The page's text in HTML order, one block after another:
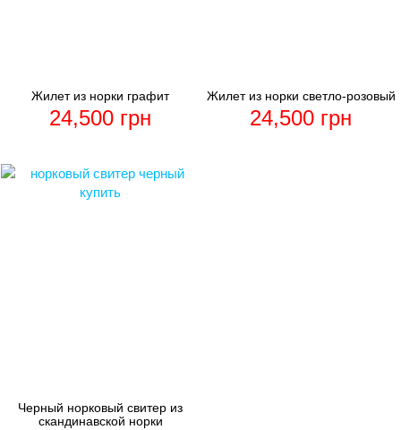
Жилет из норки графит
24,500 грн
Жилет из норки светло-розовый
24,500 грн
Черный норковый свитер из
скандинавской норки